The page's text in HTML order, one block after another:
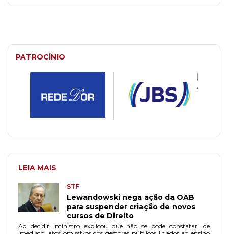
PATROCÍNIO
LEIA MAIS
STF
Lewandowski nega ação da OAB
para suspender criação de novos
cursos de Direito
Ao decidir, ministro explicou que não se pode constatar, de